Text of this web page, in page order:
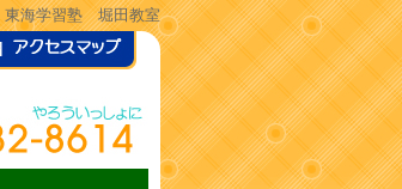
海学習塾 堀田教室